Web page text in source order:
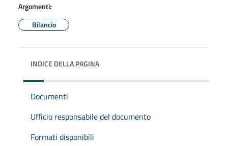
Argomenti:
Bilancio
INDICE DELLA PAGINA
Documenti
Ufficio responsabile del documento
Formati disponibili